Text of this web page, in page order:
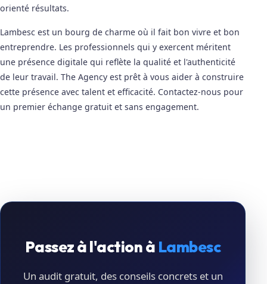
orienté résultats.
Lambesc est un bourg de charme où il fait bon vivre et bon
entreprendre. Les professionnels qui y exercent méritent
une présence digitale qui reflète la qualité et l'authenticité
de leur travail. The Agency est prêt à vous aider à construire
cette présence avec talent et efficacité. Contactez-nous pour
un premier échange gratuit et sans engagement.
Passez à l'action à Lambesc
Un audit gratuit, des conseils concrets et un